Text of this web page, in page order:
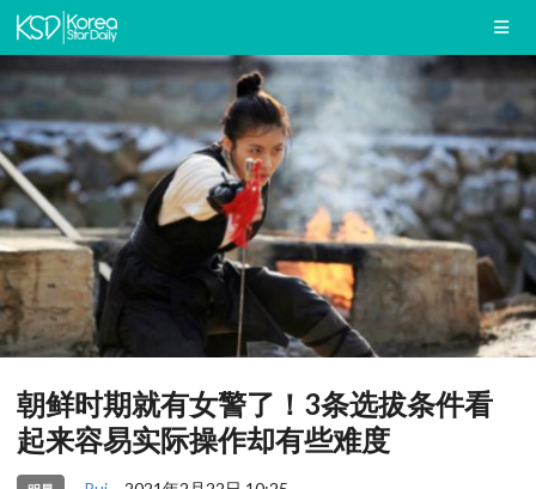
朝鲜时期就有女警了！3条选拔条件看
起来容易实际操作却有些难度